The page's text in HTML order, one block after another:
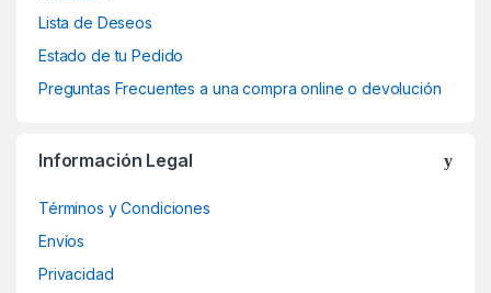
Lista de Deseos
Estado de tu Pedido
Preguntas Frecuentes a una compra online o devolución
Información Legal
Términos y Condiciones
Envíos
Privacidad